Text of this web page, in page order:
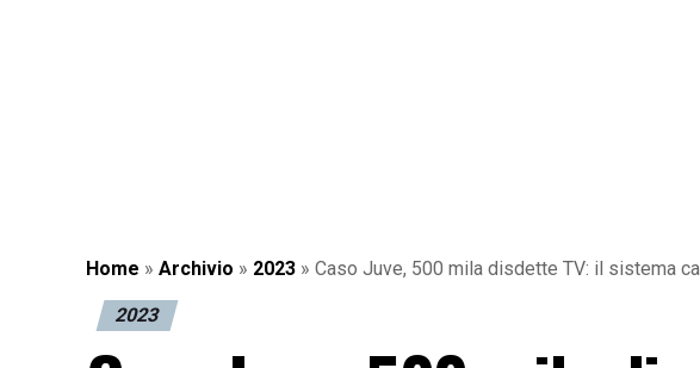
Home » Archivio » 2023 » Caso Juve, 500 mila disdette TV: il sistema
2023